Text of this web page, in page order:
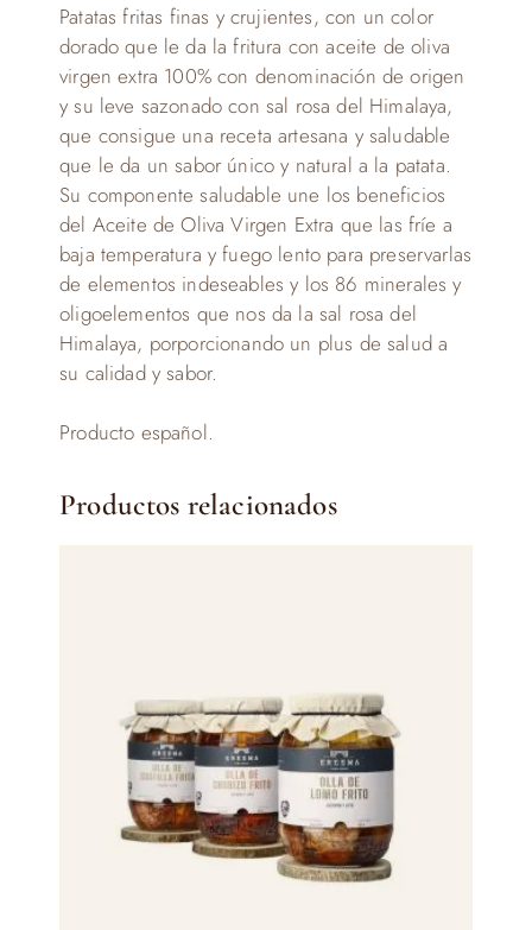
Patatas fritas finas y crujientes, con un color
dorado que le da la fritura con aceite de oliva
virgen extra 100% con denominación de origen
y su leve sazonado con sal rosa del Himalaya,
que consigue una receta artesana y saludable
que le da un sabor único y natural a la patata.
Su componente saludable une los beneficios
del Aceite de Oliva Virgen Extra que las fríe a
baja temperatura y fuego lento para preservarlas
de elementos indeseables y los 86 minerales y
oligoelementos que nos da la sal rosa del
Himalaya, porporcionando un plus de salud a
su calidad y sabor.
Producto español.
Productos relacionados